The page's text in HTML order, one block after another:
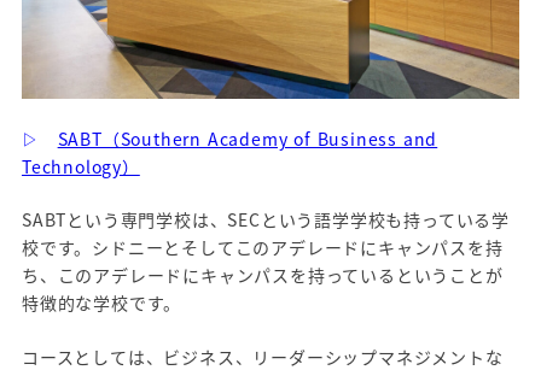
▷
SABT（Southern Academy of Business and
Technology）
SABTという専門学校は、SECという語学学校も持っている学
校です。シドニーとそしてこのアデレードにキャンパスを持
ち、このアデレードにキャンパスを持っているということが
特徴的な学校です。
コースとしては、ビジネス、リーダーシップマネジメントな